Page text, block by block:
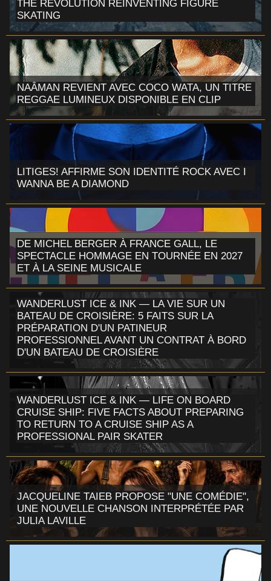
THE REVOLUTION REINVENTING FIGURE
SKATING
NAÂMAN REVIENT AVEC COCO WATA, UN TITRE
REGGAE LUMINEUX DISPONIBLE EN CLIP
LITIGES! AFFIRME SON IDENTITÉ ROCK AVEC I
WANNA BE A DIAMOND
DE MICHEL BERGER À FRANCE GALL, LE
SPECTACLE HOMMAGE EN TOURNÉE EN 2027
ET À LA SEINE MUSICALE
WANDERLUST ICE & INK — LA VIE SUR UN
BATEAU DE CROISIÈRE: 5 FAITS SUR LA
PRÉPARATION D'UN PATINEUR
PROFESSIONNEL AVANT UN CONTRAT À BORD
D'UN BATEAU DE CROISIÈRE
WANDERLUST ICE & INK — LIFE ON BOARD
CRUISE SHIP: FIVE FACTS ABOUT PREPARING
TO RETURN TO A CRUISE SHIP AS A
PROFESSIONAL PAIR SKATER
JACQUELINE TAIEB PROPOSE "UNE COMÉDIE",
UNE NOUVELLE CHANSON INTERPRÉTÉE PAR
JULIA LAVILLE